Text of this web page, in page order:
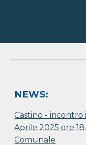
NEWS:
Castino -
Aprile 2025 ore
Comunale